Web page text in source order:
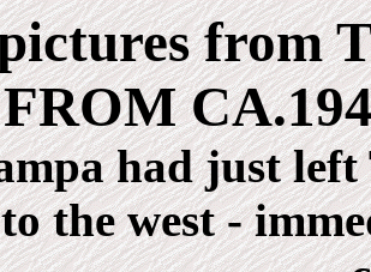
from
FROM
had just
to the west -